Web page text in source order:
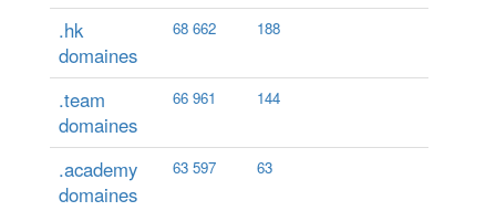
.hk
domaines
68 662 188
.team
domaines
66 961 144
.academy
domaines
63 597 63